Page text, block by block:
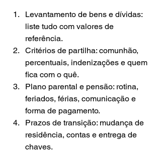
Levantamento de bens e dívidas:
liste tudo com valores de
referência.
Critérios de partilha: comunhão,
percentuais, indenizações e quem
fica com o quê.
Plano parental e pensão: rotina,
feriados, férias, comunicação e
forma de pagamento.
Prazos de transição: mudança de
residência, contas e entrega de
chaves.